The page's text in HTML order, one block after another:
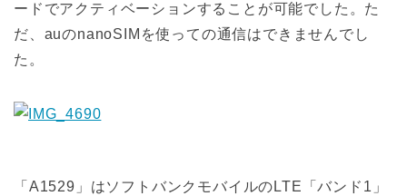
ードでアクティベーションすることが可能でした。た
だ、auのnanoSIMを使っての通信はできませんでし
た。
「A1529」はソフトバンクモバイルのLTE「バンド1」